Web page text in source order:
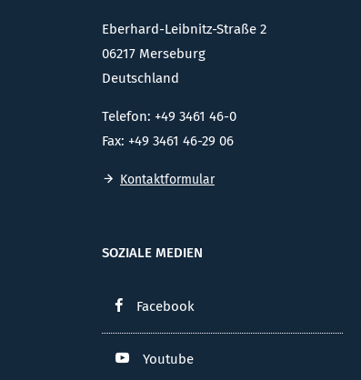
Eberhard-Leibnitz-Straße 2
06217 Merseburg
Deutschland
Telefon: +49 3461 46-0
Fax: +49 3461 46-29 06
Kontaktformular
SOZIALE MEDIEN
Facebook
Youtube